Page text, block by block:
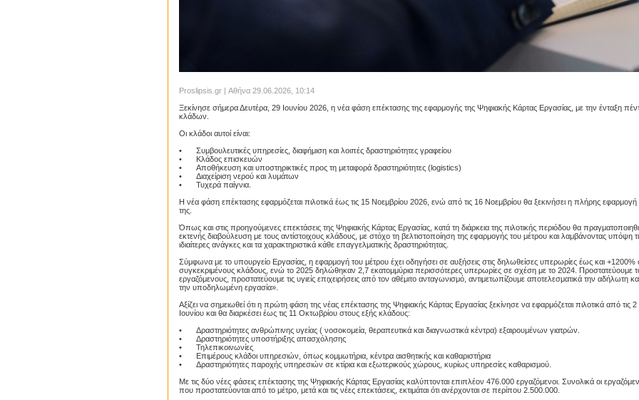
Proslipsis.gr | Αθήνα 29.06.2026, 10:14
Ξεκίνησε σήμερα Δευτέρα, 29 Ιουνίου 2026, η νέα φάση επέκτασης της εφαρμογής της Ψηφιακής Κάρτας Εργασίας, με την ένταξη
κλάδων.
Οι κλάδοι αυτοί είναι:
•
Συμβουλευτικές υπηρεσίες, διαφήμιση και λοιπές δραστηριότητες γραφείου
•
Κλάδος επισκευών
•
Αποθήκευση και υποστηρικτικές προς τη μεταφορά δραστηριότητες (logistics)
•
Διαχείριση νερού και λυμάτων
•
Τυχερά παίγνια.
Η νέα φάση επέκτασης εφαρμόζεται πιλοτικά έως τις 15 Νοεμβρίου 2026, ενώ από τις 16 Νοεμβρίου θα ξεκινήσει η πλήρης εφαρμογή
της.
Όπως και στις προηγούμενες επεκτάσεις της Ψηφιακής Κάρτας Εργασίας, κατά τη διάρκεια της πιλοτικής περιόδου θα
εκτενής διαβούλευση με τους αντίστοιχους κλάδους, με στόχο τη βελτιστοποίηση της εφαρμογής του μέτρου και λαμβάνοντας υπόψη
ιδιαίτερες ανάγκες και τα χαρακτηριστικά κάθε επαγγελματικής δραστηριότητας.
Σύμφωνα με το υπουργείο Εργασίας, η εφαρμογή του μέτρου έχει οδηγήσει σε αυξήσεις στις δηλωθείσες υπερωρίες έως και +1200%
συγκεκριμένους κλάδους, ενώ το 2025 δηλώθηκαν 2,7 εκατομμύρια περισσότερες υπερωρίες σε σχέση με το 2024. Προστατεύουμε
εργαζόμενους, προστατεύουμε τις υγιείς επιχειρήσεις από τον αθέμιτο ανταγωνισμό, αντιμετωπίζουμε αποτελεσματικά την αδήλωτη
την υποδηλωμένη εργασία».
Αξίζει να σημειωθεί ότι η πρώτη φάση της νέας επέκτασης της Ψηφιακής Κάρτας Εργασίας ξεκίνησε να εφαρμόζεται πιλοτικά από τις 2
Ιουνίου και θα διαρκέσει έως τις 11 Οκτωβρίου στους εξής κλάδους:
•
Δραστηριότητες ανθρώπινης υγείας ( νοσοκομεία, θεραπευτικά και διαγνωστικά κέντρα) εξαιρουμένων γιατρών.
•
Δραστηριότητες υποστήριξης απασχόλησης
•
Τηλεπικοινωνίες
•
Επιμέρους κλάδοι υπηρεσιών, όπως κομμωτήρια, κέντρα αισθητικής και καθαριστήρια
•
Δραστηριότητες παροχής υπηρεσιών σε κτίρια και εξωτερικούς χώρους, κυρίως υπηρεσίες καθαρισμού.
Με τις δύο νέες φάσεις επέκτασης της Ψηφιακής Κάρτας Εργασίας καλύπτονται επιπλέον 476.000 εργαζόμενοι. Συνολικά οι
που προστατεύονται από το μέτρο, μετά και τις νέες επεκτάσεις, εκτιμάται ότι ανέρχονται σε περίπου 2.500.000.